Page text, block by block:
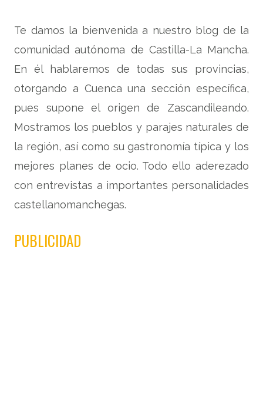
Te damos la bienvenida a nuestro blog de la
comunidad autónoma de Castilla-La Mancha.
En él hablaremos de todas sus provincias,
otorgando a Cuenca una sección específica,
pues supone el origen de Zascandileando.
Mostramos los pueblos y parajes naturales de
la región, así como su gastronomía típica y los
mejores planes de ocio. Todo ello aderezado
con entrevistas a importantes personalidades
castellanomanchegas.
PUBLICIDAD